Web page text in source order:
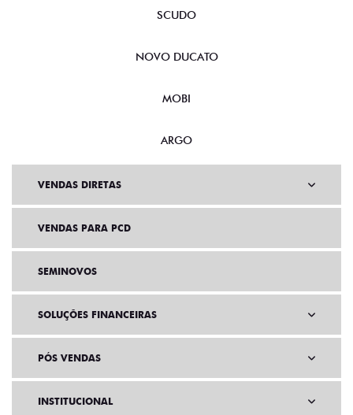
SCUDO
NOVO DUCATO
MOBI
ARGO
VENDAS DIRETAS
VENDAS PARA PCD
SEMINOVOS
SOLUÇÕES FINANCEIRAS
PÓS VENDAS
INSTITUCIONAL